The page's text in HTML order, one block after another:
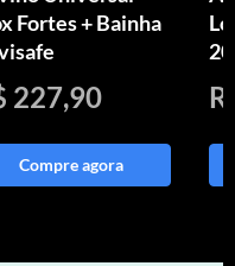
Fortes + Bainha
227,90
Compre agora